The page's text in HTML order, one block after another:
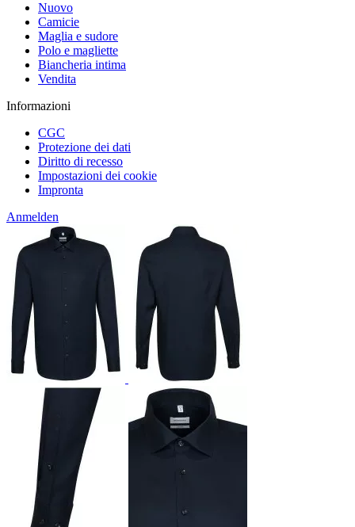
Nuovo
Camicie
Maglia e sudore
Polo e magliette
Biancheria intima
Vendita
Informazioni
CGC
Protezione dei dati
Diritto di recesso
Impostazioni dei cookie
Impronta
Anmelden